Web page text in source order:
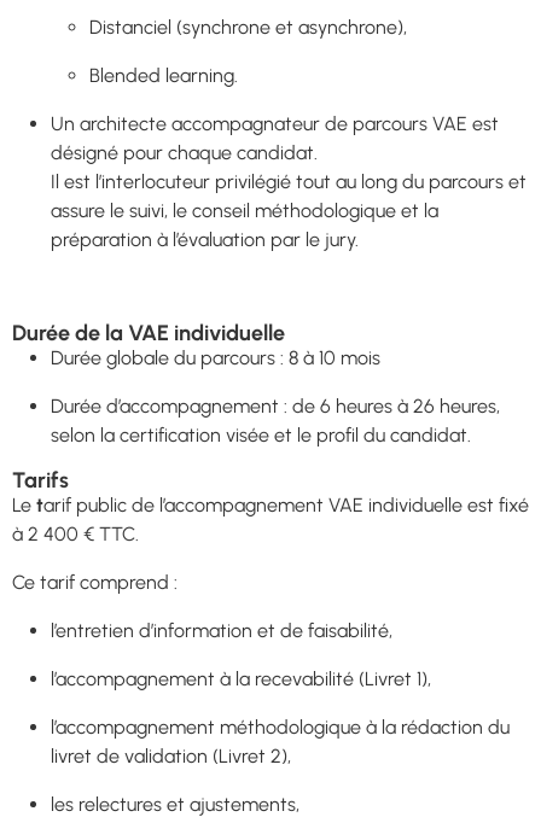
Distanciel (synchrone et asynchrone),
Blended learning.
Un architecte accompagnateur de parcours VAE est
désigné pour chaque candidat.
Il est l’interlocuteur privilégié tout au long du parcours et
assure le suivi, le conseil méthodologique et la
préparation à l’évaluation par le jury.
Durée de la VAE individuelle
Durée globale du parcours : 8 à 10 mois
Durée d’accompagnement : de 6 heures à 26 heures,
selon la certification visée et le profil du candidat.
Tarifs
Le tarif public de l’accompagnement VAE individuelle est fixé
à 2 400 € TTC.
Ce tarif comprend :
l’entretien d’information et de faisabilité,
l’accompagnement à la recevabilité (Livret 1),
l’accompagnement méthodologique à la rédaction du
livret de validation (Livret 2),
les relectures et ajustements,